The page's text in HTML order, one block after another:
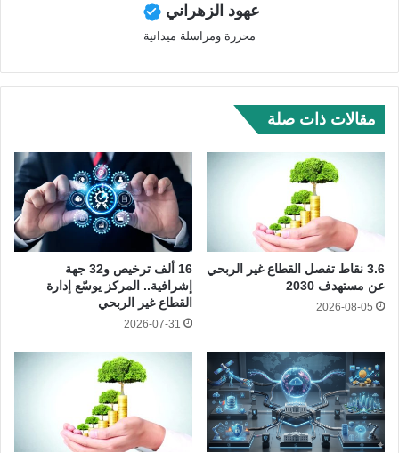
عهود الزهراني
محررة ومراسلة ميدانية
مقالات ذات صلة
3.6 نقاط تفصل القطاع غير الربحي
عن مستهدف 2030
2026-08-05
16 ألف ترخيص و32 جهة
إشرافية.. المركز يوسّع إدارة
القطاع غير الربحي
2026-07-31